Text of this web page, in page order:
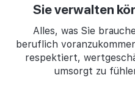
Sie verwalten
Alles, was Sie
beruflich
respektiert,
umsorgt zu